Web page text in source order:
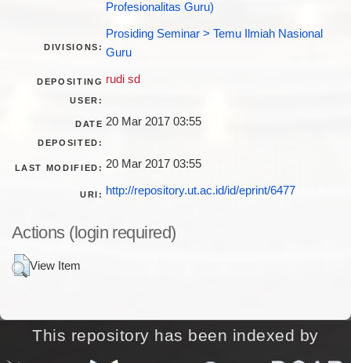
Profesionalitas Guru)
DIVISIONS:
Prosiding Seminar > Temu Ilmiah Nasional
Guru
DEPOSITING
USER:
rudi sd
DATE
DEPOSITED:
20 Mar 2017 03:55
LAST MODIFIED: 20 Mar 2017 03:55
URI: http://repository.ut.ac.id/id/eprint/6477
Actions (login required)
View Item
This repository has been indexed by